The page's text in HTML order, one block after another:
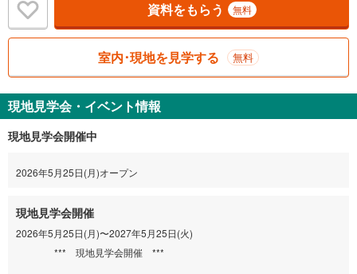
資料をもらう 無料
室内･現地を見学する 無料
現地見学会・イベント情報
現地見学会開催中
2026年5月25日(月)オープン
現地見学会開催
2026年5月25日(月)〜2027年5月25日(火)
*** 現地見学会開催 ***